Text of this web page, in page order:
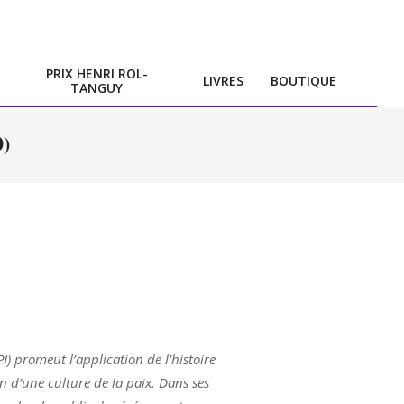
PRIX HENRI ROL-
TANGUY
LIVRES BOUTIQUE
promeut l’application de l’histoire
culture de la paix. Dans ses